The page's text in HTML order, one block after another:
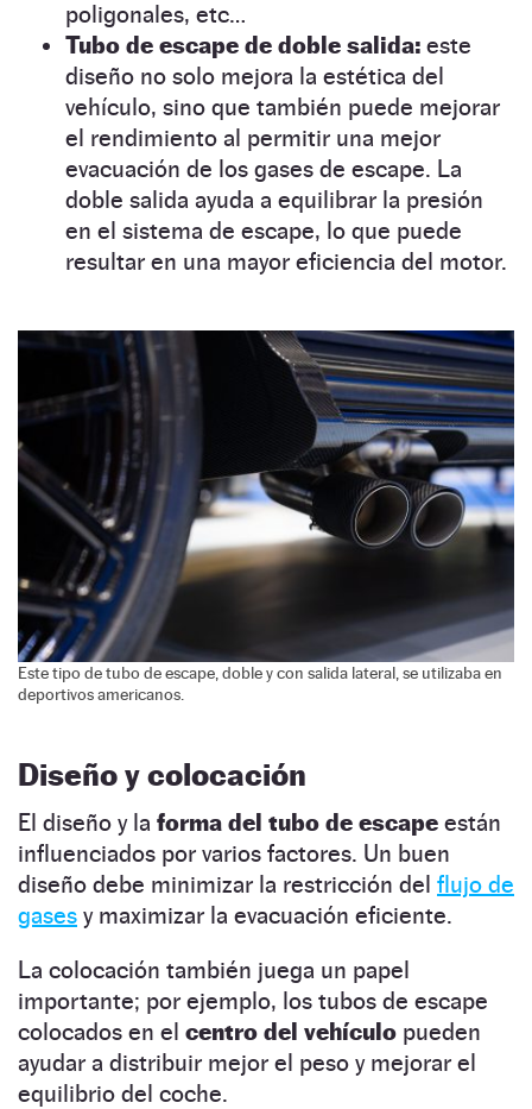
poligonales, etc…
Tubo de escape de doble salida: este
diseño no solo mejora la estética del
vehículo, sino que también puede mejorar
el rendimiento al permitir una mejor
evacuación de los gases de escape. La
doble salida ayuda a equilibrar la presión
en el sistema de escape, lo que puede
resultar en una mayor eficiencia del motor.
Este tipo de tubo de escape, doble y con salida lateral, se utilizaba en
deportivos americanos.
Diseño y colocación
El diseño y la forma del tubo de escape están
influenciados por varios factores. Un buen
diseño debe minimizar la restricción del flujo de
gases y maximizar la evacuación eficiente.
La colocación también juega un papel
importante; por ejemplo, los tubos de escape
colocados en el centro del vehículo pueden
ayudar a distribuir mejor el peso y mejorar el
equilibrio del coche.